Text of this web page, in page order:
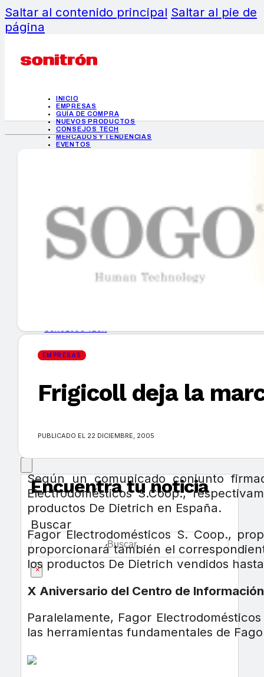
Saltar al contenido principal Saltar al pie de
página
INICIO
EMPRESAS
GUÍA DE COMPRA
NUEVOS PRODUCTOS
CONSEJOS TECH
MERCADOS Y TENDENCIAS
EVENTOS
INICIO
EMPRESAS
GUÍA DE COMPRA
MERCADOS Y TENDENCIAS
EVENTOS
Encuentra tu noticia
Buscar
×
EMPRESAS
Frigicoll deja la
PUBLICADO EL 22 DICIEMBRE, 2005
Según un comunicado conjunto
Electrodomésticos S.Coop.,
productos De Dietrich en España.
Fagor Electrodomésticos S. Coop.,
proporcionará también el
los productos De Dietrich vendidos
X Aniversario del Centro de
Paralelamente, Fagor
las herramientas fundamentales de